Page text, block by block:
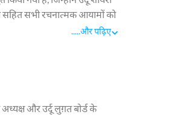
सहित सभी रचनात्मक आयामों को
.....और पढ़िए
अध्यक्ष और उर्दू लुग़त बोर्ड के